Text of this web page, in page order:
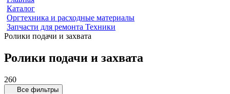
Каталог
Оргтехника и расходные материалы
Запчасти для ремонта Техники
Ролики подачи и захвата
Ролики подачи и захвата
260
Все фильтры